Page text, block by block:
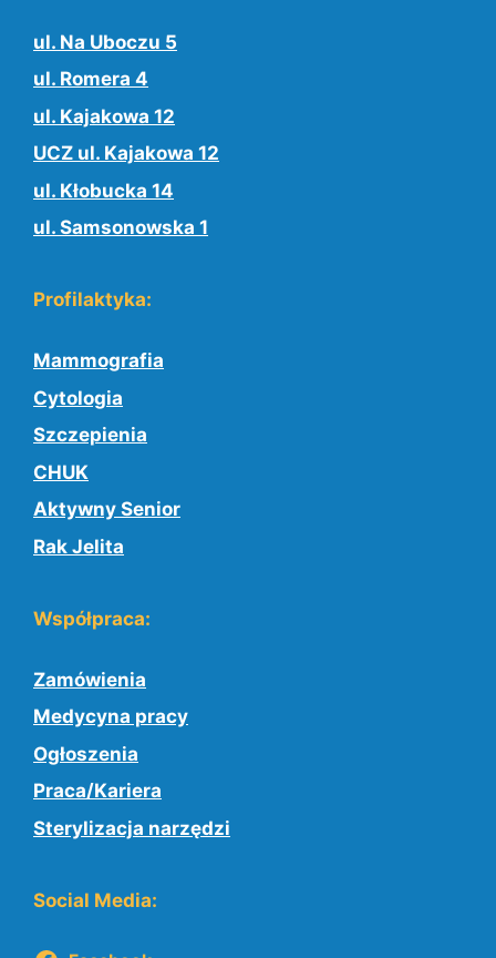
ul. Na Uboczu 5
ul. Romera 4
ul. Kajakowa 12
UCZ ul. Kajakowa 12
ul. Kłobucka 14
ul. Samsonowska 1
Profilaktyka:
Mammografia
Cytologia
Szczepienia
CHUK
Aktywny Senior
Rak Jelita
Współpraca:
Zamówienia
Medycyna pracy
Ogłoszenia
Praca/Kariera
Sterylizacja narzędzi
Social Media: